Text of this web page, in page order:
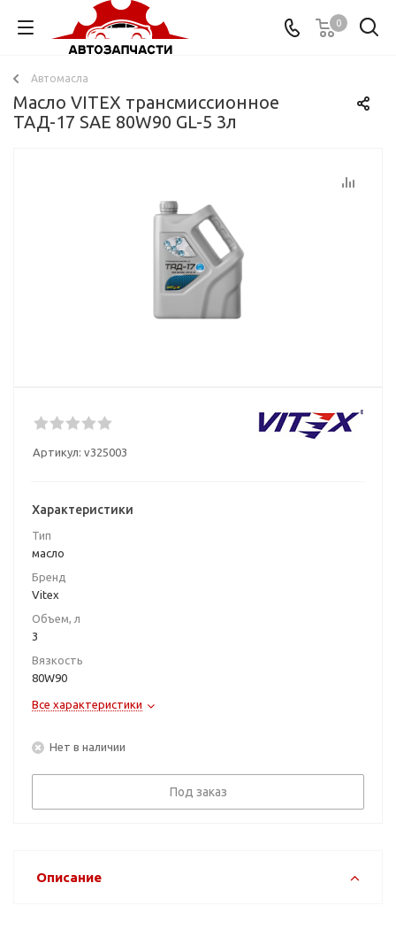
0
Автомасла
Масло VITEX трансмиссионное
ТАД-17 SAE 80W90 GL-5 3л
Артикул: v325003
Характеристики
Тип
масло
Бренд
Vitex
Объем, л
3
Вязкость
80W90
Все характеристики
Нет в наличии
Под заказ
Описание